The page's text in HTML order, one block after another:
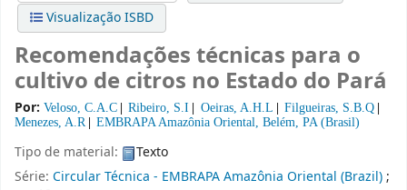
Visualização ISBD
Recomendações técnicas para o
cultivo de citros no Estado do Pará
Por: Veloso, C.A.C Ribeiro, S.I Oeiras, A.H.L
Filgueiras, S.B.Q
Menezes, A.R
EMBRAPA Amazônia Oriental, Belém, PA (Brasil)
Tipo de material:
Texto
Série: Circular Técnica - EMBRAPA Amazônia Oriental (Brazil);